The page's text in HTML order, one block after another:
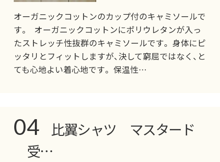
オーガニックコットンのカップ付のキャミソールで
す。 オーガニックコットンにポリウレタンが入っ
たストレッチ性抜群のキャミソールです。 身体にピ
ッタリとフィットしますが、決して窮屈ではなく、と
ても心地よい着心地です。 保温性…
04
比翼シャツ マスタード
受…